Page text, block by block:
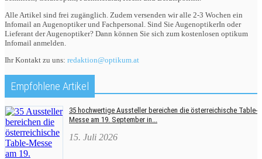
Alle Artikel sind frei zugänglich. Zudem versenden wir alle 2-3 Wochen ein
Infomail an Augenoptiker und Fachpersonal. Sind Sie AugenoptikerIn oder
Lieferant der Augenoptiker? Dann können Sie sich zum kostenlosen optikum
Infomail anmelden.
Ihr Kontakt zu uns: redaktion@optikum.at
Empfohlene Artikel
35 hochwertige Aussteller bereichen die österreichische Table-
Messe am 19. September in...
15. Juli 2026